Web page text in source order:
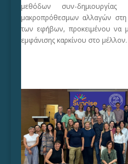
μεθόδων συν-
μακροπρόθεσμων αλλαγών στη
των εφήβων, προκειμένου να
εμφάνισης καρκίνου στο μέλλον.